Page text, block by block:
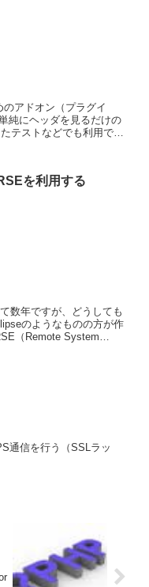
アドオン（プラグイ
純にヘッダを見るだけの
テストなどでも利用でき
を利用する
数年ですが、どうしても
のようなものの方が作
通信を行う（SSLラッ